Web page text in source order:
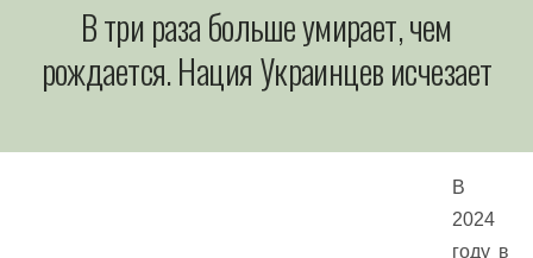
В три раза больше умирает, чем
рождается. Нация Украинцев исчезает
В
2024
году в